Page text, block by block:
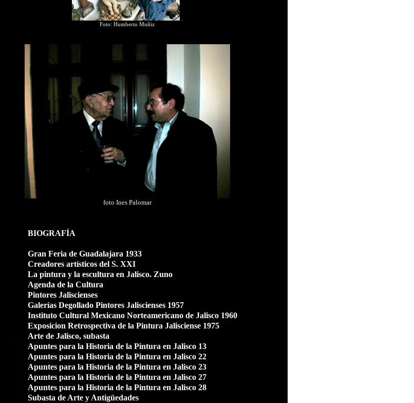
.
Foto: Humberto Muñiz
foto Ines Palomar
BIOGRAFÍA
Gran Feria de Guadalajara 1933
Creadores artísticos del S. XXI
La pintura y la escultura en Jalisco. Zuno
Agenda de la Cultura
Pintores Jaliscienses
Galerías Degollado Pintores Jaliscienses 1957
Instituto Cultural Mexicano Norteamericano de Jalisco 1960
Exposicion Retrospectiva de la Pintura Jalisciense 1975
Arte de Jalisco, subasta
Apuntes para la Historia de la Pintura en Jalisco 13
Apuntes para la Historia de la Pintura en Jalisco 22
Apuntes para la Historia de la Pintura en Jalisco 23
Apuntes para la Historia de la Pintura en Jalisco 27
Apuntes para la Historia de la Pintura en Jalisco 28
Subasta de Arte y Antigüedades